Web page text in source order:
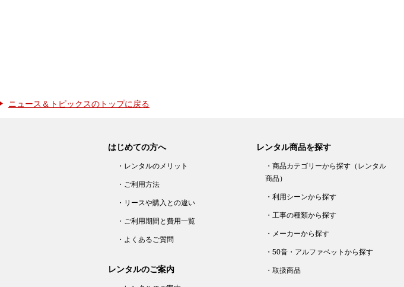
ニュース＆トピックスのトップに戻る
はじめての方へ
・レンタルのメリット
・ご利用方法
・リースや購入との違い
・ご利用期間と費用一覧
・よくあるご質問
レンタルのご案内
レンタル商品を探す
・商品カテゴリーから探す（レンタル
商品）
・利用シーンから探す
・工事の種類から探す
・メーカーから探す
・50音・アルファベットから探す
・取扱商品